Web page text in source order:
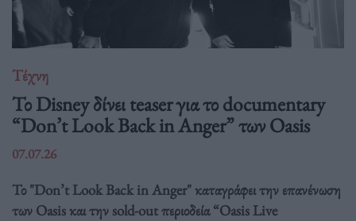
Τέχνη
Το Disney δίνει teaser για το documentary
“Don’t Look Back in Anger” των Oasis
07.07.26
Το "Don’t Look Back in Anger" καταγράφει την επανένωση
των Oasis και την sold-out περιοδεία “Oasis Live